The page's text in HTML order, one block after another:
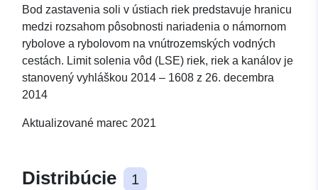
Bod zastavenia soli v ústiach riek predstavuje hranicu
medzi rozsahom pôsobnosti nariadenia o námornom
rybolove a rybolovom na vnútrozemských vodných
cestách. Limit solenia vôd (LSE) riek, riek a kanálov je
stanovený vyhláškou 2014 – 1608 z 26. decembra
2014
Aktualizované marec 2021
Distribúcie 1